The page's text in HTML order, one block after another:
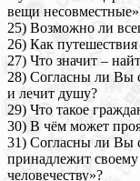
вещи
25) Возможно ли
26) Как путешествия
27) Что значит –
28) Согласны ли Вы
и лечит душу?
29) Что такое
30) В чём может
31) Согласны ли Вы
принадлежит своему
человечеству»?